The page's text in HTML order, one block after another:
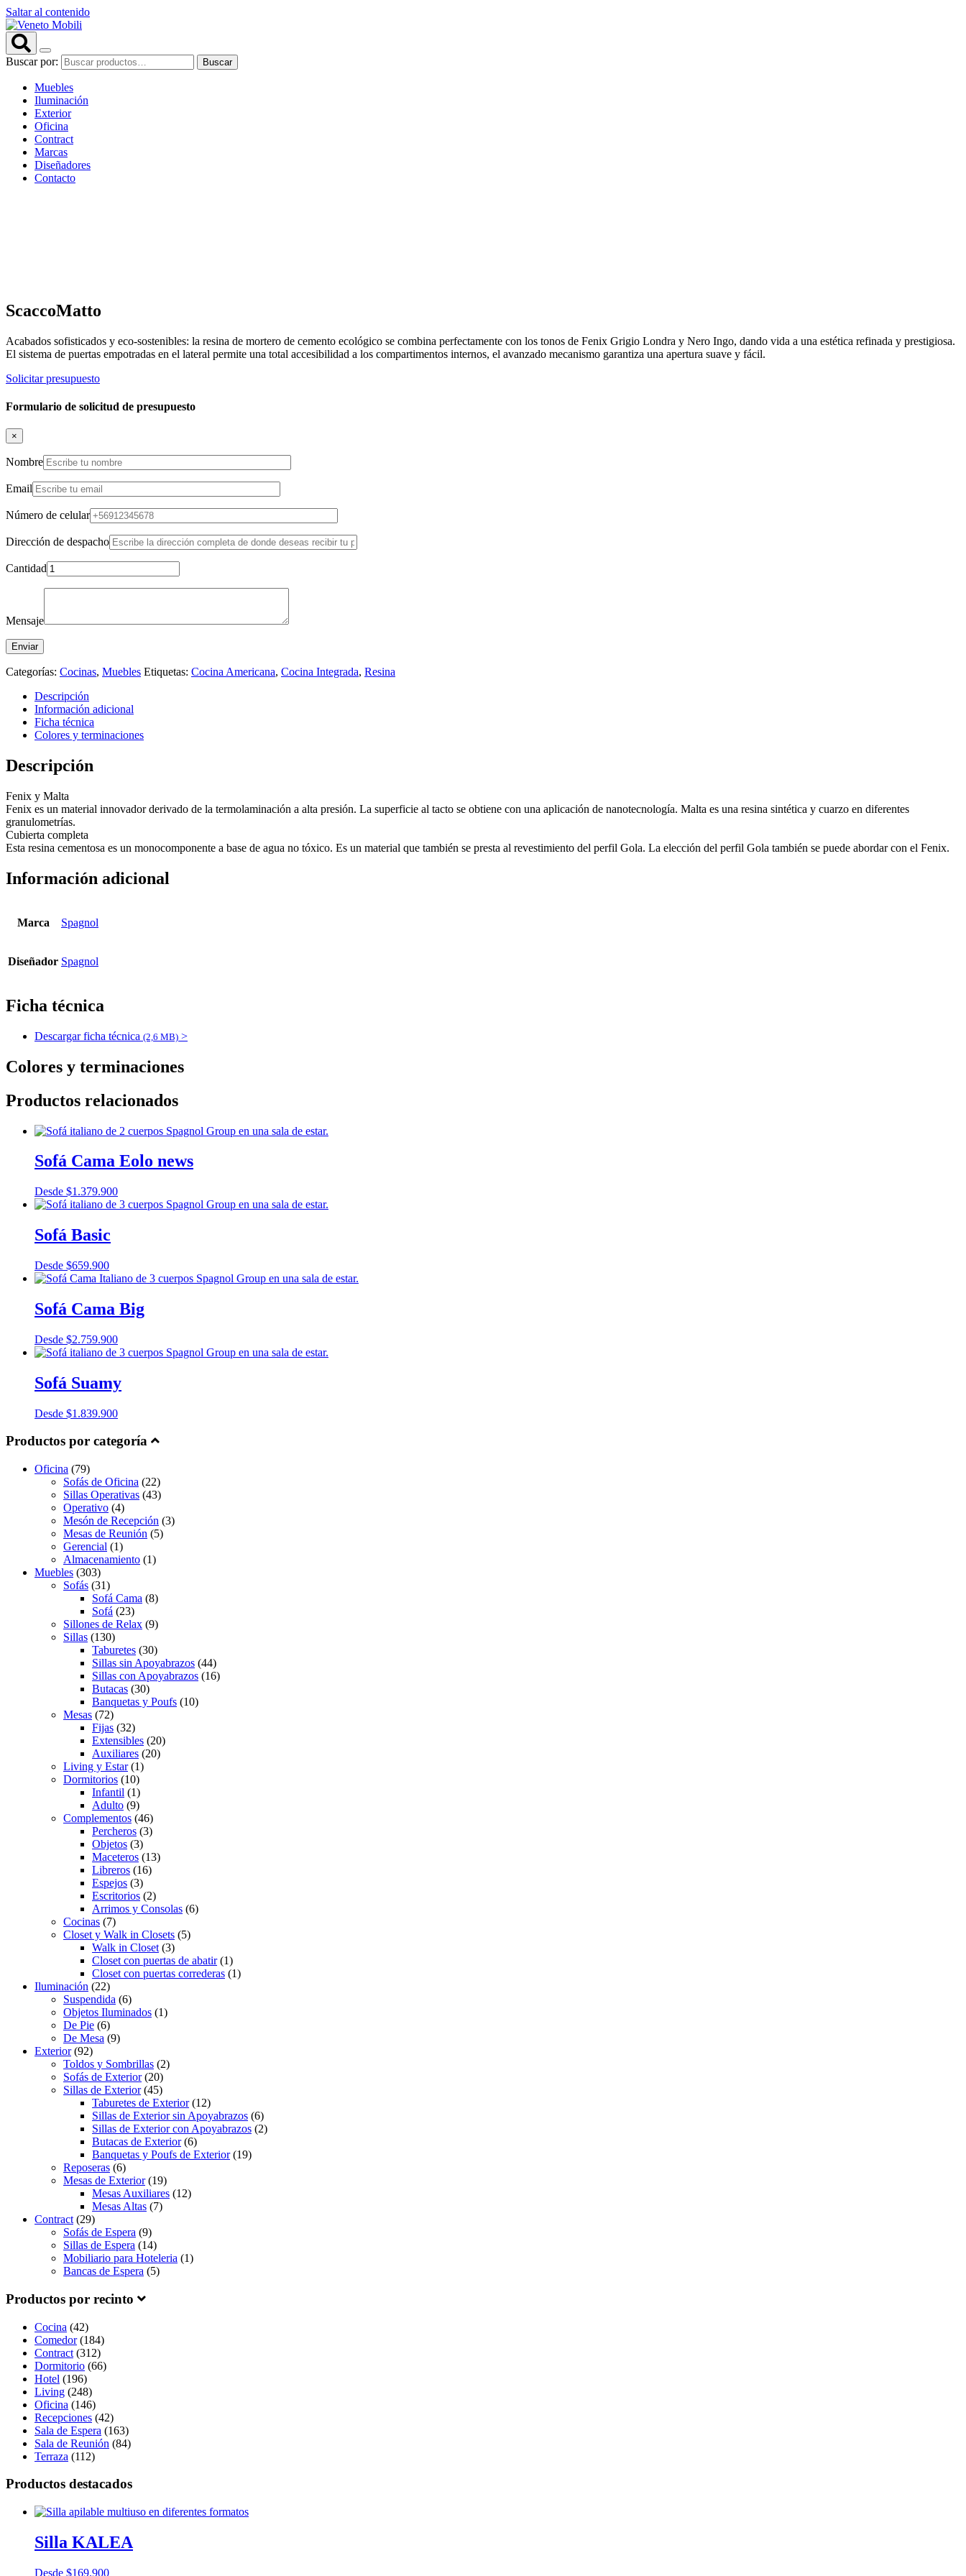
Saltar al contenido
Buscar por: Buscar
Muebles
Iluminación
Exterior
Oficina
Contract
Marcas
Diseñadores
Contacto
ScaccoMatto
Acabados sofisticados y eco-sostenibles: la resina de mortero de cemento ecológico se combina perfectamente con los tonos de Fenix Grigio Londra y Nero Ingo, dando vida a una estética refinada y prestigiosa.
El sistema de puertas empotradas en el lateral permite una total accesibilidad a los compartimentos internos, el avanzado mecanismo garantiza una apertura suave y fácil.
Solicitar presupuesto
Formulario de solicitud de presupuesto
×
Nombre
Email
Número de celular
Dirección de despacho
Cantidad
Mensaje
Categorías: Cocinas, Muebles Etiquetas: Cocina Americana, Cocina Integrada, Resina
Descripción
Información adicional
Ficha técnica
Colores y terminaciones
Descripción
Fenix y Malta
Fenix es un material innovador derivado de la termolaminación a alta presión. La superficie al tacto se obtiene con una aplicación de nanotecnología. Malta es una resina sintética y cuarzo en diferentes
granulometrías.
Cubierta completa
Esta resina cementosa es un monocomponente a base de agua no tóxico. Es un material que también se presta al revestimiento del perfil Gola. La elección del perfil Gola también se puede abordar con el Fenix.
Información adicional
Marca Spagnol
Diseñador Spagnol
Ficha técnica
Descargar ficha técnica (2,6 MB) >
Colores y terminaciones
Productos relacionados
Sofá Cama Eolo news
Desde $1.379.900
Sofá Basic
Desde $659.900
Sofá Cama Big
Desde $2.759.900
Sofá Suamy
Desde $1.839.900
Productos por categoría
Oficina (79)
Sofás de Oficina (22)
Sillas Operativas (43)
Operativo (4)
Mesón de Recepción (3)
Mesas de Reunión (5)
Gerencial (1)
Almacenamiento (1)
Muebles (303)
Sofás (31)
Sofá Cama (8)
Sofá (23)
Sillones de Relax (9)
Sillas (130)
Taburetes (30)
Sillas sin Apoyabrazos (44)
Sillas con Apoyabrazos (16)
Butacas (30)
Banquetas y Poufs (10)
Mesas (72)
Fijas (32)
Extensibles (20)
Auxiliares (20)
Living y Estar(1)
Dormitorios (10)
Infantil (1)
Adulto (9)
Complementos (46)
Percheros (3)
Objetos (3)
Maceteros (13)
Libreros (16)
Espejos (3)
Escritorios (2)
Arrimos y Consolas (6)
Cocinas (7)
Closet y Walk in Closets (5)
Walk in Closet (3)
Closet con puertas de abatir(1)
Closet con puertas correderas (1)
Iluminación (22)
Suspendida (6)
Objetos Iluminados (1)
De Pie (6)
De Mesa (9)
Exterior(92)
Toldos y Sombrillas (2)
Sofás de Exterior(20)
Sillas de Exterior(45)
Taburetes de Exterior(12)
Sillas de Exterior sin Apoyabrazos (6)
Sillas de Exterior con Apoyabrazos (2)
Butacas de Exterior(6)
Banquetas y Poufs de Exterior(19)
Reposeras (6)
Mesas de Exterior(19)
Mesas Auxiliares (12)
Mesas Altas (7)
Contract (29)
Sofás de Espera (9)
Sillas de Espera (14)
Mobiliario para Hoteleria (1)
Bancas de Espera (5)
Productos por recinto
Cocina (42)
Comedor(184)
Contract (312)
Dormitorio (66)
Hotel (196)
Living (248)
Oficina (146)
Recepciones (42)
Sala de Espera (163)
Sala de Reunión (84)
Terraza (112)
Productos destacados
Silla KALEA
Desde $169.900